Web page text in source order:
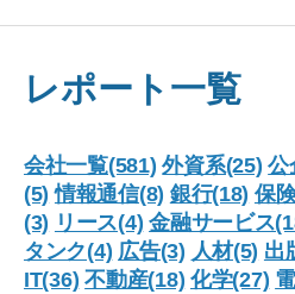
レポート一覧
会社一覧(581) 外資系(25) 公
(5) 情報通信(8) 銀行(18) 保
(3) リース(4) 金融サービス
タンク(4) 広告(3) 人材(5) 出
IT(36) 不動産(18) 化学(27)